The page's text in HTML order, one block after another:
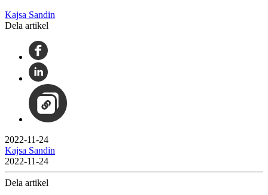
Kajsa Sandin
Dela artikel
2022-11-24
Kajsa Sandin
2022-11-24
Dela artikel